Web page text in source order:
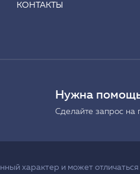
КОНТАКТЫ
Нужна
Сделайте запрос на
характер и может